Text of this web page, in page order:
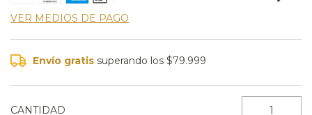
VER MEDIOS DE PAGO
Envío gratis superando los$79.999
CANTIDAD